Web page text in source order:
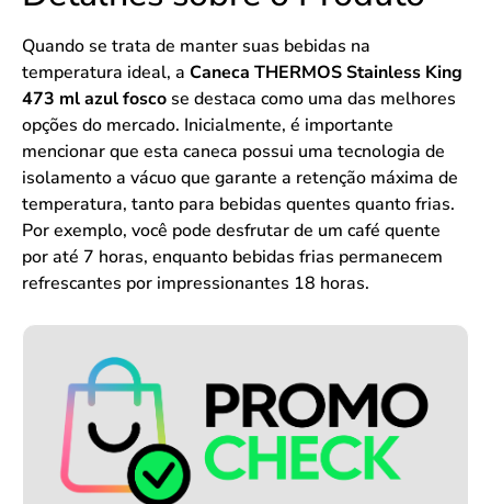
Quando se trata de manter suas bebidas na
temperatura ideal, a Caneca THERMOS Stainless King
473 ml azul fosco se destaca como uma das melhores
opções do mercado. Inicialmente, é importante
mencionar que esta caneca possui uma tecnologia de
isolamento a vácuo que garante a retenção máxima de
temperatura, tanto para bebidas quentes quanto frias.
Por exemplo, você pode desfrutar de um café quente
por até 7 horas, enquanto bebidas frias permanecem
refrescantes por impressionantes 18 horas.